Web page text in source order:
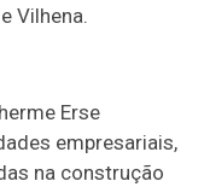
Vilhena.
Erse
empresariais,
na construção